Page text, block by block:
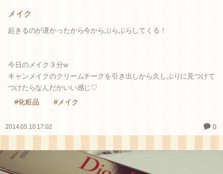
メイク
起きるのが遅かったから今からぶらぶらしてくる！
今日のメイク３分w
キャンメイクのクリームチークを引き出しから久しぶりに見つけて
つけたらなんだかいい感じ♡
#化粧品
#メイク
2014.05.10 17:02 0